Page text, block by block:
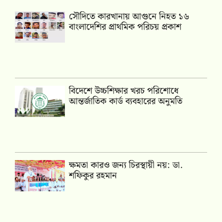
সৌদিতে কারখানায় আগুনে নিহত ১৬
বাংলাদেশির প্রাথমিক পরিচয় প্রকাশ
বিদেশে উচ্চশিক্ষার খরচ পরিশোধে
আন্তর্জাতিক কার্ড ব্যবহারের অনুমতি
ক্ষমতা কারও জন্য চিরস্থায়ী নয়: ডা.
শফিকুর রহমান